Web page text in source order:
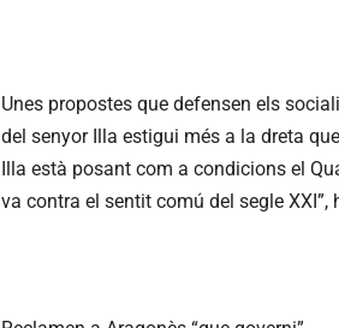
Unes propostes que defensen els
del senyor Illa estigui més a la dreta
Illa està posant com a condicions el
va contra el sentit comú del segle XXI”,